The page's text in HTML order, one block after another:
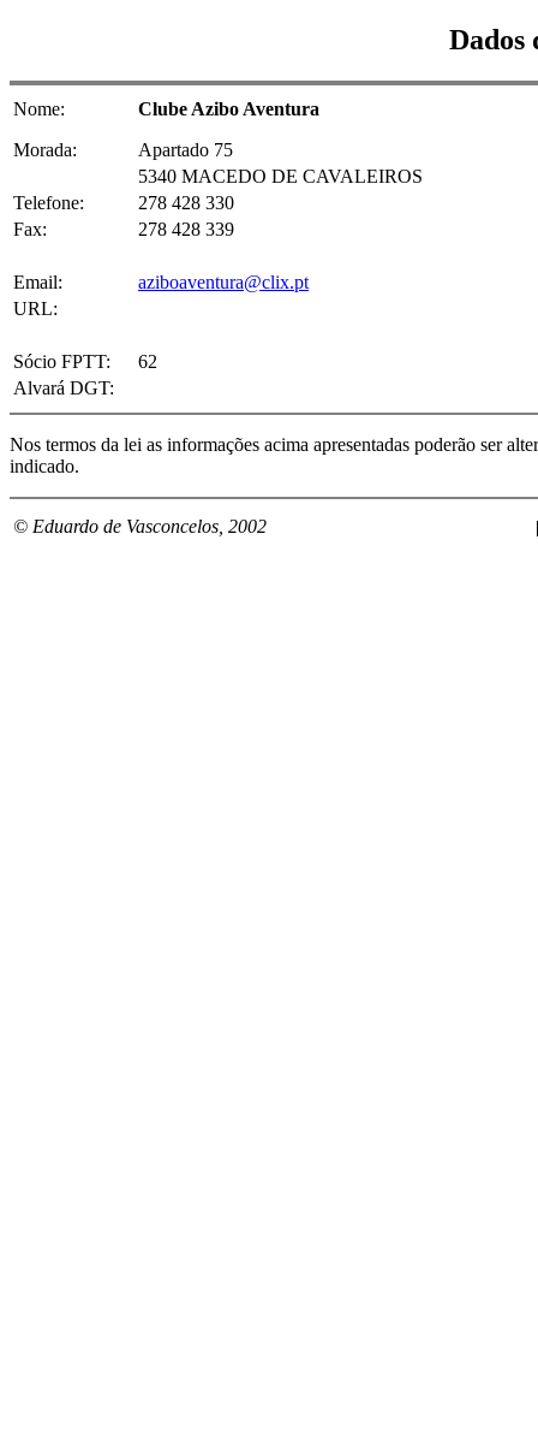
Dados
Nome:
Clube Azibo Aventura
Morada:
Apartado 75
5340 MACEDO DE CAVALEIROS
Telefone:
278 428 330
Fax:
278 428 339
Email:
aziboaventura@clix.pt
URL:
Sócio FPTT:
62
Alvará DGT:
Nos termos da lei as informações acima apresentadas poderão ser
indicado.
© Eduardo de Vasconcelos, 2002